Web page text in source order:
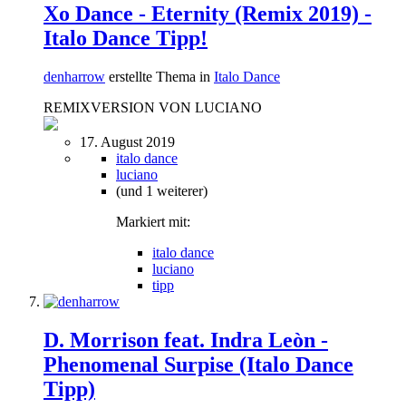
Xo Dance - Eternity (Remix 2019) -
Italo Dance Tipp!
denharrow erstellte Thema in Italo Dance
REMIXVERSION VON LUCIANO
17. August 2019
italo dance
luciano
(und 1 weiterer)
Markiert mit:
italo dance
luciano
tipp
D. Morrison feat. Indra Leòn -
Phenomenal Surpise (Italo Dance
Tipp)